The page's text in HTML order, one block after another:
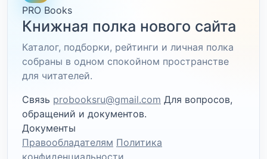
PRO Books
Книжная полка нового сайта
Каталог, подборки, рейтинги и личная полка
собраны в одном спокойном пространстве
для читателей.
Связь probooksru@gmail.com Для вопросов,
обращений и документов.
Документы
Правообладателям Политика